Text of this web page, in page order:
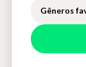
Gêneros